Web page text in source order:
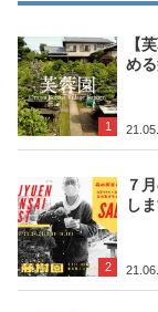
1
【
め
2
７
し